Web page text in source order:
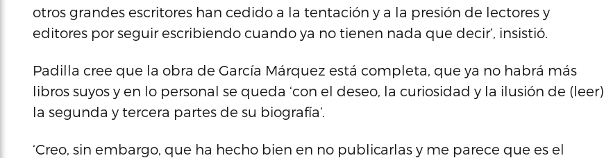
otros grandes escritores han cedido a la tentación y a la presión de lectores y
editores por seguir escribiendo cuando ya no tienen nada que decir’, insistió.
Padilla cree que la obra de García Márquez está completa, que ya no habrá más
libros suyos y en lo personal se queda ‘con el deseo, la curiosidad y la ilusión de (leer)
la segunda y tercera partes de su biografía’.
‘Creo, sin embargo, que ha hecho bien en no publicarlas y me parece que es el